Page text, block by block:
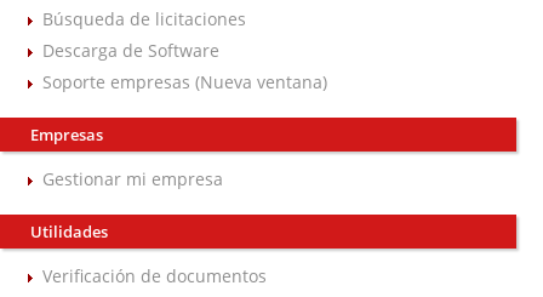
Búsqueda de licitaciones
Descarga de Software
Soporte empresas (Nueva ventana)
Empresas
Gestionar mi empresa
Utilidades
Verificación de documentos